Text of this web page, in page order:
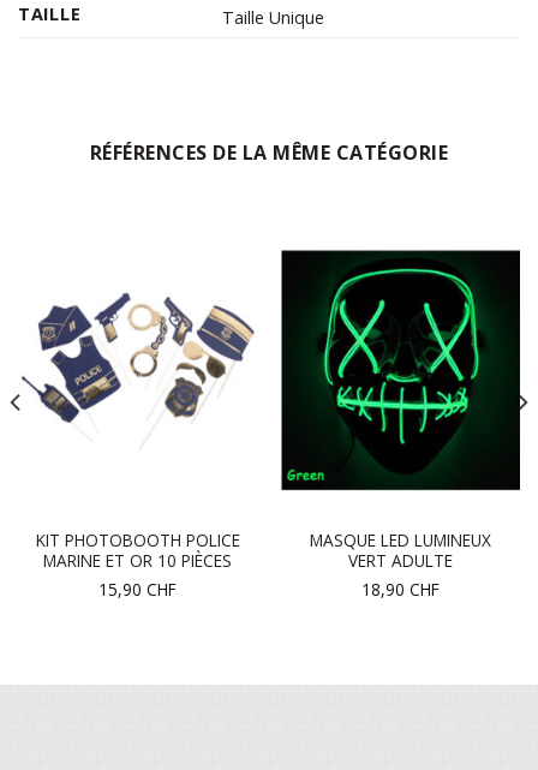
TAILLE
Taille Unique
RÉFÉRENCES DE LA MÊME CATÉGORIE
KIT PHOTOBOOTH POLICE
MARINE ET OR 10 PIÈCES
15,90 CHF
MASQUE LED LUMINEUX
VERT ADULTE
18,90 CHF